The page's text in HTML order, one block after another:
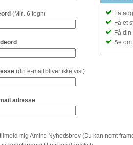
Få
Få et
Få
Se
(Min. 6 tegn)
(din e-mail bliver ikke vist)
adresse
mig Amino Nyhedsbrev (Du kan nemt